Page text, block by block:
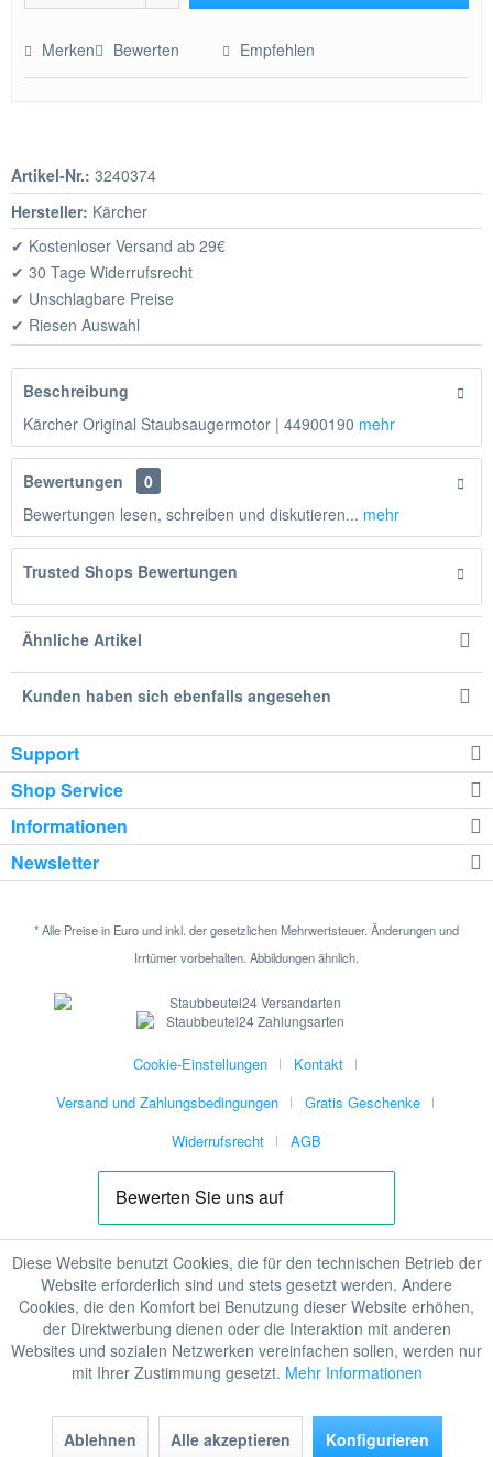
Merken Bewerten Empfehlen
Artikel-Nr.: 3240374
Hersteller: Kärcher
✔ Kostenloser Versand ab 29€
✔ 30 Tage Widerrufsrecht
✔ Unschlagbare Preise
✔ Riesen Auswahl
Beschreibung
Kärcher Original Staubsaugermotor | 44900190 mehr
Bewertungen
0
Bewertungen lesen, schreiben und diskutieren... mehr
Trusted Shops Bewertungen
Ähnliche Artikel
Kunden haben sich ebenfalls angesehen
Support
Shop Service
Informationen
Newsletter
* Alle Preise in Euro und inkl. der gesetzlichen Mehrwertsteuer. Änderungen und
Irrtümer vorbehalten. Abbildungen ähnlich.
Cookie-Einstellungen
Kontakt
Versand und Zahlungsbedingungen
Gratis Geschenke
Widerrufsrecht
AGB
Diese Website benutzt Cookies, die für den technischen Betrieb der
Website erforderlich sind und stets gesetzt werden. Andere
Cookies, die den Komfort bei Benutzung dieser Website erhöhen,
der Direktwerbung dienen oder die Interaktion mit anderen
Websites und sozialen Netzwerken vereinfachen sollen, werden nur
mit Ihrer Zustimmung gesetzt. Mehr Informationen
Ablehnen Alle akzeptieren Konfigurieren